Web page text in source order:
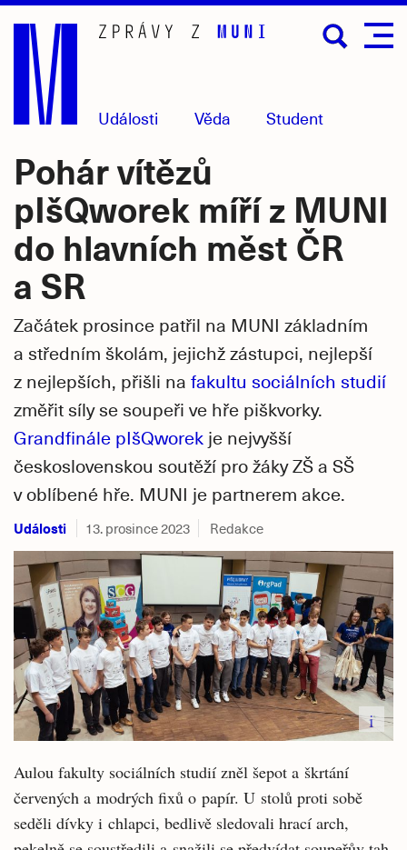
Přejít
hlavní
obsah
Události Věda Student
Pohár vítězů
pIšQworek míří z MUNI
do hlavních měst ČR
a SR
Začátek prosince patřil na MUNI základním
a středním školám, jejichž zástupci, nejlepší
z nejlepších, přišli na fakultu sociálních studií
změřit síly se soupeři ve hře piškvorky.
Grandfinále pIšQworek je nejvyšší
československou soutěží pro žáky ZŠ a SŠ
v oblíbené hře. MUNI je partnerem akce.
Události 13. prosince 2023 Redakce
i
Aulou fakulty sociálních studií zněl šepot a škrtání
červených a modrých fixů o papír. U stolů proti sobě
seděli dívky i chlapci, bedlivě sledovali hrací arch,